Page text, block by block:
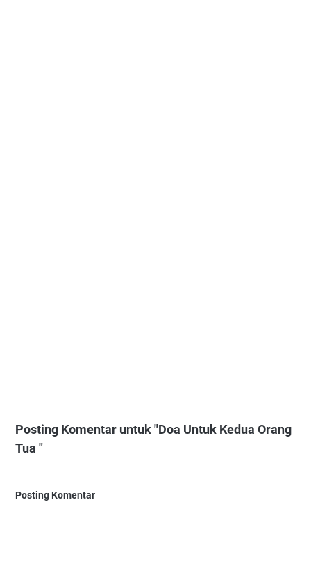
Posting Komentar untuk "Doa Untuk Kedua Orang
Tua "
Posting Komentar